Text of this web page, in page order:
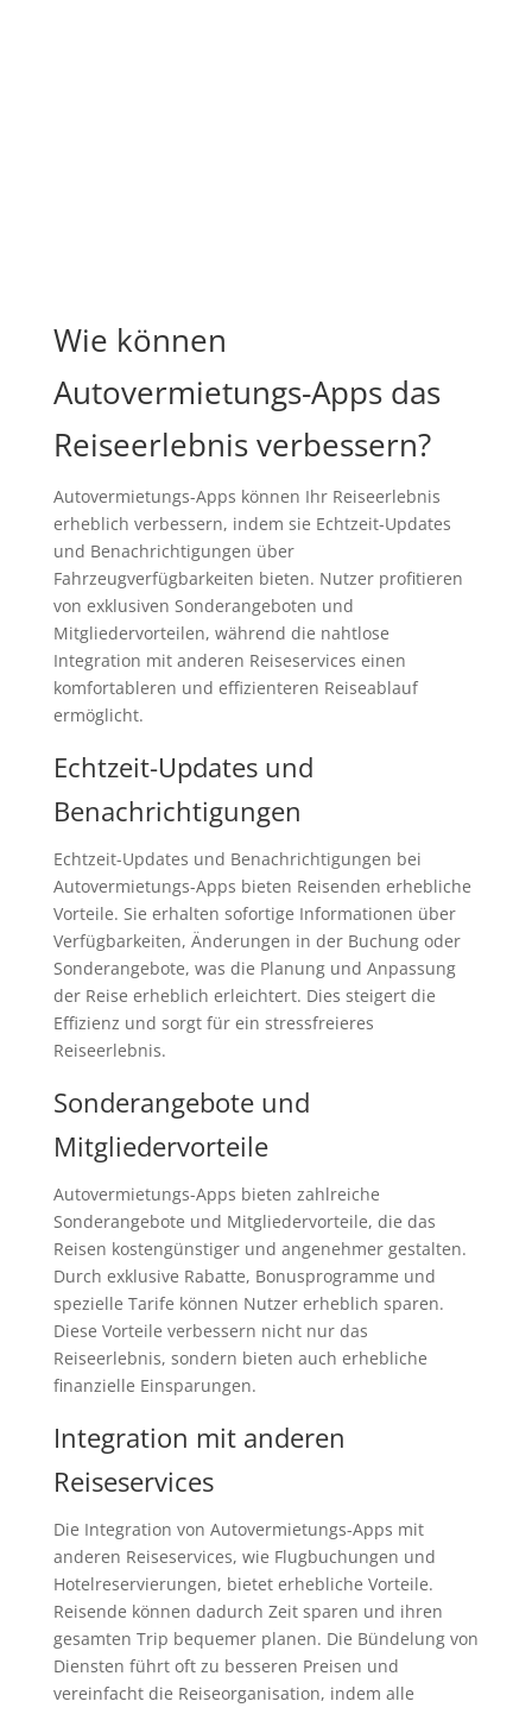
Wie können
Autovermietungs-Apps das
Reiseerlebnis verbessern?
Autovermietungs-Apps können Ihr Reiseerlebnis
erheblich verbessern, indem sie Echtzeit-Updates
und Benachrichtigungen über
Fahrzeugverfügbarkeiten bieten. Nutzer profitieren
von exklusiven Sonderangeboten und
Mitgliedervorteilen, während die nahtlose
Integration mit anderen Reiseservices einen
komfortableren und effizienteren Reiseablauf
ermöglicht.
Echtzeit-Updates und
Benachrichtigungen
Echtzeit-Updates und Benachrichtigungen bei
Autovermietungs-Apps bieten Reisenden erhebliche
Vorteile. Sie erhalten sofortige Informationen über
Verfügbarkeiten, Änderungen in der Buchung oder
Sonderangebote, was die Planung und Anpassung
der Reise erheblich erleichtert. Dies steigert die
Effizienz und sorgt für ein stressfreieres
Reiseerlebnis.
Sonderangebote und
Mitgliedervorteile
Autovermietungs-Apps bieten zahlreiche
Sonderangebote und Mitgliedervorteile, die das
Reisen kostengünstiger und angenehmer gestalten.
Durch exklusive Rabatte, Bonusprogramme und
spezielle Tarife können Nutzer erheblich sparen.
Diese Vorteile verbessern nicht nur das
Reiseerlebnis, sondern bieten auch erhebliche
finanzielle Einsparungen.
Integration mit anderen
Reiseservices
Die Integration von Autovermietungs-Apps mit
anderen Reiseservices, wie Flugbuchungen und
Hotelreservierungen, bietet erhebliche Vorteile.
Reisende können dadurch Zeit sparen und ihren
gesamten Trip bequemer planen. Die Bündelung von
Diensten führt oft zu besseren Preisen und
vereinfacht die Reiseorganisation, indem alle